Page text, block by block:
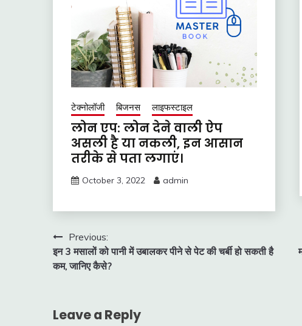
टेक्नोलॉजी बिजनस लाइफस्टाइल
लोन एप: लोन देने वाली ऐप
असली है या नकली, इन आसान
तरीके से पता लगाएं।
October 3, 2022 admin
Post
navigation
Previous:
इन 3 मसालों को पानी में उबालकर पीने से पेट की चर्बी हो सकती है
कम, जानिए कैसे?
Leave a Reply